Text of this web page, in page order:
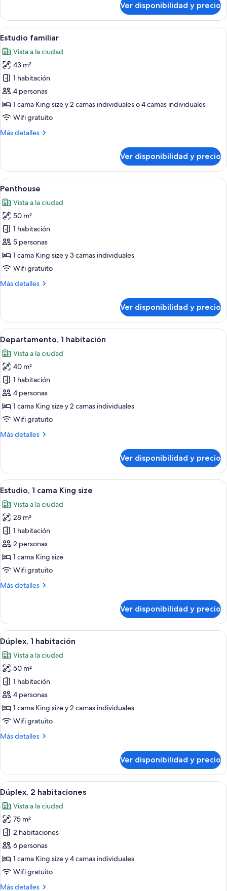
Ver disponibilidad y precio
Ver
todas
las
fotos
de
Estudio
familiar
Habitación de hotel con dos camas
19
Estudio familiar
Vista a la ciudad
43 m²
1 habitación
4 personas
1 cama King size y 2 camas individuales o 4 camas individuales
Wifi gratuito
Más detalles
Más
familiar
Ver disponibilidad y precio
Ver
todas
las
fotos
de
Penthouse
Una habitación de hotel con una
23
Penthouse
Vista a la ciudad
50 m²
1 habitación
5 personas
1 cama King size y 3 camas individuales
Wifi gratuito
Más detalles
Más
Ver disponibilidad y precio
Ver
todas
las
fotos
de
Departamento,
1
habitación
Una habitación de hotel con cama,
22
Departamento, 1 habitación
Vista a la ciudad
40 m²
1 habitación
4 personas
1 cama King size y 2 camas individuales
Wifi gratuito
Más detalles
Más
1
habitación
Ver disponibilidad y precio
Ver
todas
las
fotos
de
Estudio,
1
cama
size
Ropa de cama de alta calidad y
14
Estudio, 1 cama King size
Vista a la ciudad
28 m²
1 habitación
2 personas
1 cama King size
Wifi gratuito
Más detalles
Más
1
cama
King
size
Ver disponibilidad y precio
Ver
todas
las
fotos
de
Dúplex,
1
habitación
Un dormitorio con cama, un balcón
23
Dúplex, 1 habitación
Vista a la ciudad
50 m²
1 habitación
4 personas
1 cama King size y 2 camas individuales
Wifi gratuito
Más detalles
Más
1
habitación
Ver disponibilidad y precio
Ver
todas
las
fotos
de
Dúplex,
2
habitaciones
Cocina moderna con armarios
24
Dúplex, 2 habitaciones
Vista a la ciudad
75 m²
2 habitaciones
6 personas
1 cama King size y 4 camas individuales
Wifi gratuito
Más detalles
Más